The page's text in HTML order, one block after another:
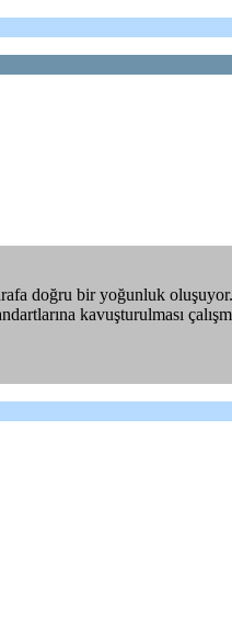
doğru bir yoğunluk
kavuşturulması